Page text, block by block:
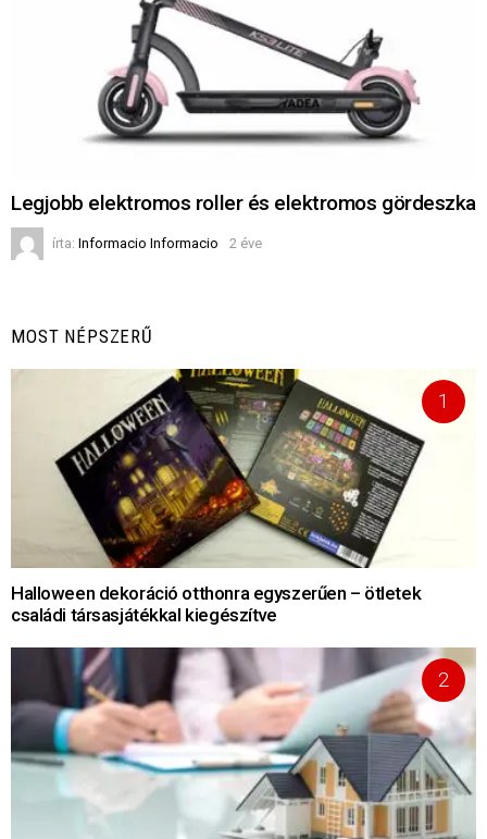
Legjobb elektromos roller és elektromos gördeszka
írta: Informacio Informacio 2 éve
MOST NÉPSZERŰ
Halloween dekoráció otthonra egyszerűen – ötletek
családi társasjátékkal kiegészítve